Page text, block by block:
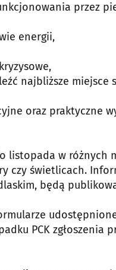
przez
energii,
najbliższe miejsce
oraz praktyczne
w różnych
czy świetlicach.
będą
PCK